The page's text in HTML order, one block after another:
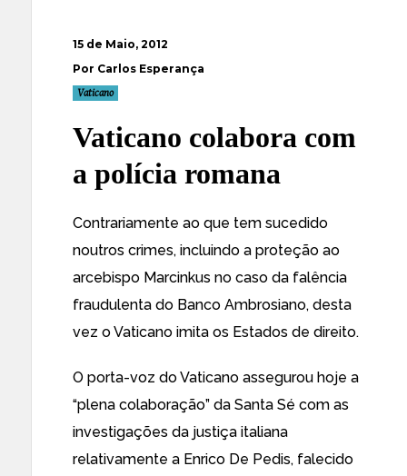
15 de Maio, 2012
Por Carlos Esperança
Vaticano
Vaticano colabora com
a polícia romana
Contrariamente ao que tem sucedido
noutros crimes, incluindo a proteção ao
arcebispo Marcinkus no caso da falência
fraudulenta do Banco Ambrosiano, desta
vez o Vaticano imita os Estados de direito.
O porta-voz do Vaticano assegurou hoje a
“plena colaboração” da Santa Sé com as
investigações da justiça italiana
relativamente a Enrico De Pedis, falecido